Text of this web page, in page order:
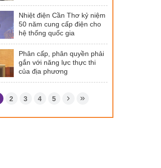
Nhiệt điện Cần Thơ kỷ niệm
50 năm cung cấp điện cho
hệ thống quốc gia
Phân cấp, phân quyền phải
gắn với năng lực thực thi
của địa phương
2 3 4 5